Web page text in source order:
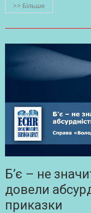
>> Більше
Б’є – не
довели
приказки